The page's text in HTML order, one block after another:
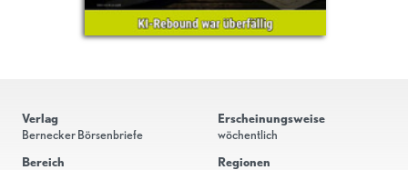
Verlag
Bernecker Börsenbriefe
Erscheinungsweise
wöchentlich
Bereich
Regionen